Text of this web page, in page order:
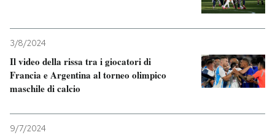
3/8/2024
Il video della rissa tra i giocatori di
Francia e Argentina al torneo olimpico
maschile di calcio
9/7/2024